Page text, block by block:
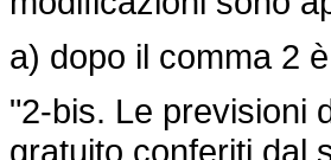
a) dopo il comma 2
"2-bis. Le previsioni
gratuito conferiti dal